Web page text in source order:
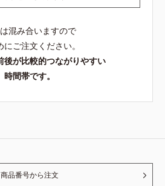
混み合いますので
にご注文ください。
後が比較的つながりやすい
時間帯です。
商品番号から注文